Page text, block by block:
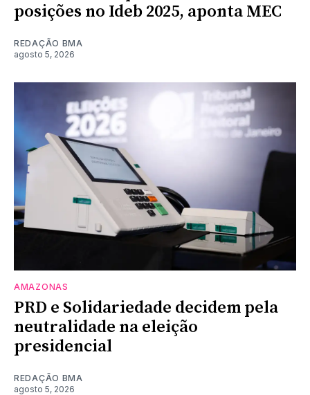
posições no Ideb 2025, aponta MEC
REDAÇÃO BMA
agosto 5, 2026
AMAZONAS
PRD e Solidariedade decidem pela
neutralidade na eleição
presidencial
REDAÇÃO BMA
agosto 5, 2026